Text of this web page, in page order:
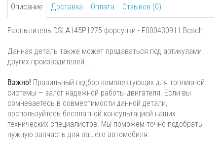
Описание Доставка Оплата Отзывов (0)
Распылитель DSLA145P1275 форсунки - F000430911 Bosch.
Данная деталь также может продаваться под артикулами
других производителей: .
Важно! Правильный подбор комплектующих для топливной
системы — залог надежной работы двигателя. Если вы
сомневаетесь в совместимости данной детали,
воспользуйтесь бесплатной консультацией наших
технических специалистов. Мы поможем точно подобрать
нужную запчасть для вашего автомобиля.